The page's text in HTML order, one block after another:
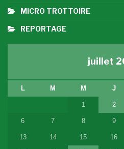
MICRO TROTTOIRE
REPORTAGE
juillet
L M M J
1 2
6 7 8 9
13 14 15 16